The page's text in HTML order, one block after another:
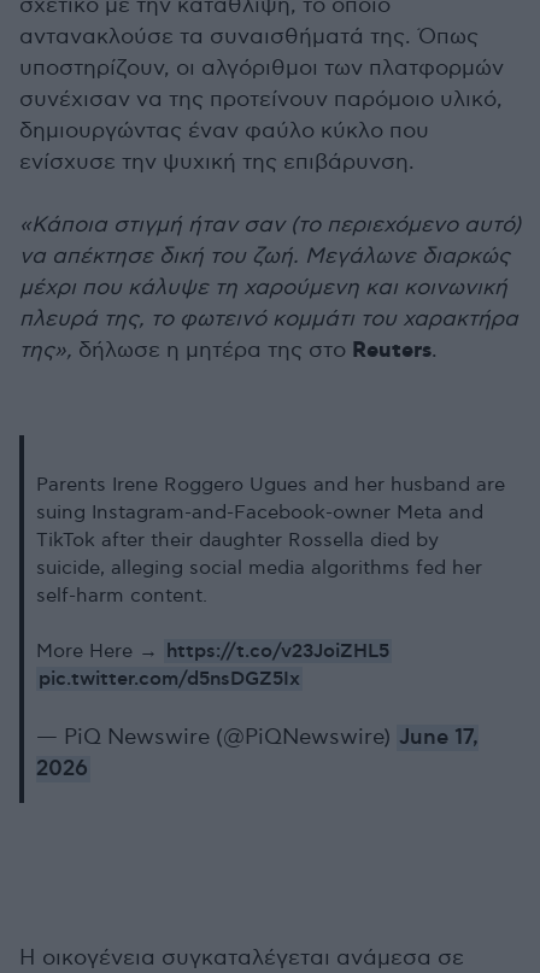
σχετικό με την κατάθλιψη, το οποίο
αντανακλούσε τα συναισθήματά της. Όπως
υποστηρίζουν, οι αλγόριθμοι των πλατφορμών
συνέχισαν να της προτείνουν παρόμοιο υλικό,
δημιουργώντας έναν φαύλο κύκλο που
ενίσχυσε την ψυχική της επιβάρυνση.
«Κάποια στιγμή ήταν σαν (το περιεχόμενο αυτό)
να απέκτησε δική του ζωή. Μεγάλωνε διαρκώς
μέχρι που κάλυψε τη χαρούμενη και κοινωνική
πλευρά της, το φωτεινό κομμάτι του χαρακτήρα
της», δήλωσε η μητέρα της στο Reuters.
Parents Irene Roggero Ugues and her husband are
suing Instagram-and-Facebook-owner Meta and
TikTok after their daughter Rossella died by
suicide, alleging social media algorithms fed her
self-harm content.
More Here → https://t.co/v23JoiZHL5
pic.twitter.com/d5nsDGZ5Ix
— PiQ Newswire (@PiQNewswire) June 17,
2026
Η οικογένεια συγκαταλέγεται ανάμεσα σε